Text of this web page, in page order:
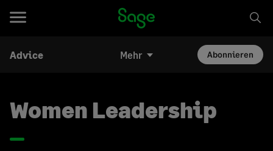
Advice Mehr Abonnieren
Women Leadership